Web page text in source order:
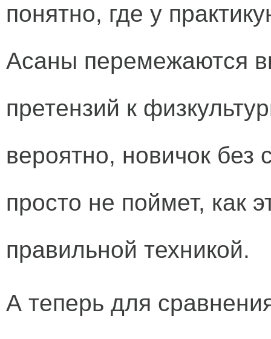
понятно, где у
Асаны перемежаются
претензий к
вероятно, новичок без
просто не поймет, как
правильной техникой.
А теперь для